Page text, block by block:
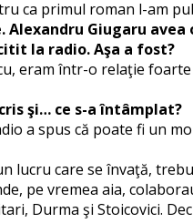
ca primul roman l-am
Giugaru
la radio. Aşa a fost?
eram într-o relaţie
şi… ce s-a întâmplat?
a spus că poate fi un
lucru care se învaţă,
pe vremea aia,
Durma şi Stoicovici.